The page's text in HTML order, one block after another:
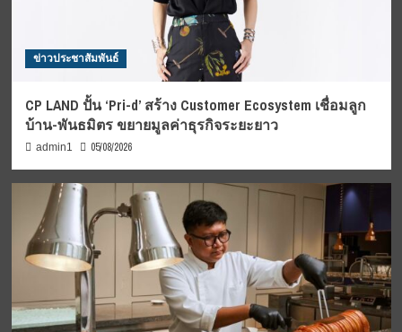
ข่าวประชาสัมพันธ์
CP LAND ปั้น ‘Pri-d’ สร้าง Customer Ecosystem เชื่อมลูก
บ้าน-พันธมิตร ขยายมูลค่าธุรกิจระยะยาว
admin1 05/08/2026